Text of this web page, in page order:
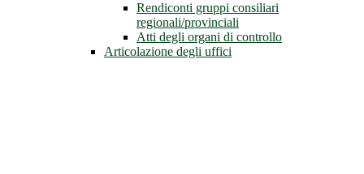
Rendiconti gruppi consiliari
regionali/provinciali
Atti degli organi di controllo
Articolazione degli uffici